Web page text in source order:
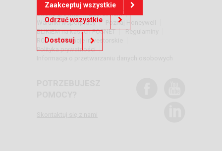
Warunki współpracy
Poznaj Honeywell
BLIKIEM na kasach POSNET
Regulaminy
RODO
Relacje inwestorskie
Polityka prywatności
Zaakceptuj wszystkie
Odrzuć wszystkie
Dostosuj